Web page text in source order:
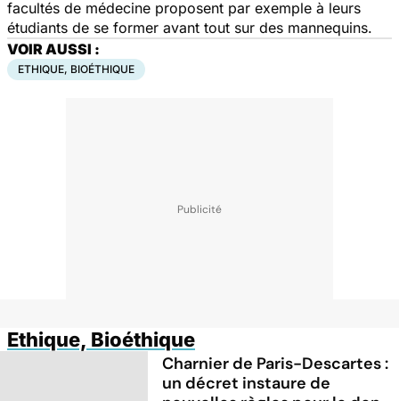
facultés de médecine proposent par exemple à leurs
étudiants de se former avant tout sur des mannequins.
VOIR AUSSI :
ETHIQUE, BIOÉTHIQUE
Ethique, Bioéthique
Charnier de Paris-Descartes :
un décret instaure de